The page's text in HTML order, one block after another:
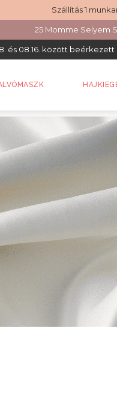
Szállítás 1
25 Momme Selyem
és 08.16. között